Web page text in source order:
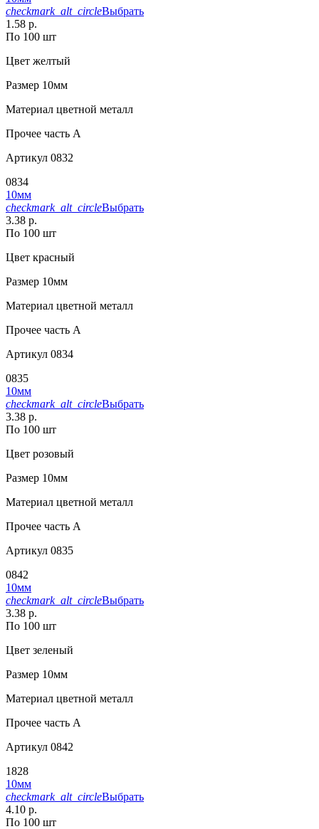
checkmark_alt_circleВыбрать
1.58 р.
По 100 шт
Цвет желтый
Размер 10мм
Материал цветной металл
Прочее часть A
Артикул 0832
0834
10мм
checkmark_alt_circleВыбрать
3.38 р.
По 100 шт
Цвет красный
Размер 10мм
Материал цветной металл
Прочее часть A
Артикул 0834
0835
10мм
checkmark_alt_circleВыбрать
3.38 р.
По 100 шт
Цвет розовый
Размер 10мм
Материал цветной металл
Прочее часть A
Артикул 0835
0842
10мм
checkmark_alt_circleВыбрать
3.38 р.
По 100 шт
Цвет зеленый
Размер 10мм
Материал цветной металл
Прочее часть A
Артикул 0842
1828
10мм
checkmark_alt_circleВыбрать
4.10 р.
По 100 шт